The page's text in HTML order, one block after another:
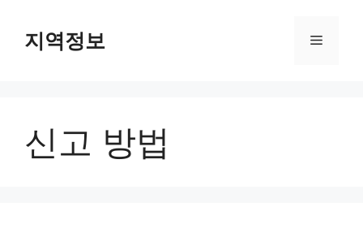
지역정보 메
신고 방법